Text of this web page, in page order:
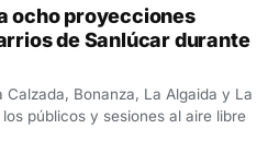
ocho proyecciones
de Sanlúcar durante
Bonanza, La Algaida y La
públicos y sesiones al aire libre